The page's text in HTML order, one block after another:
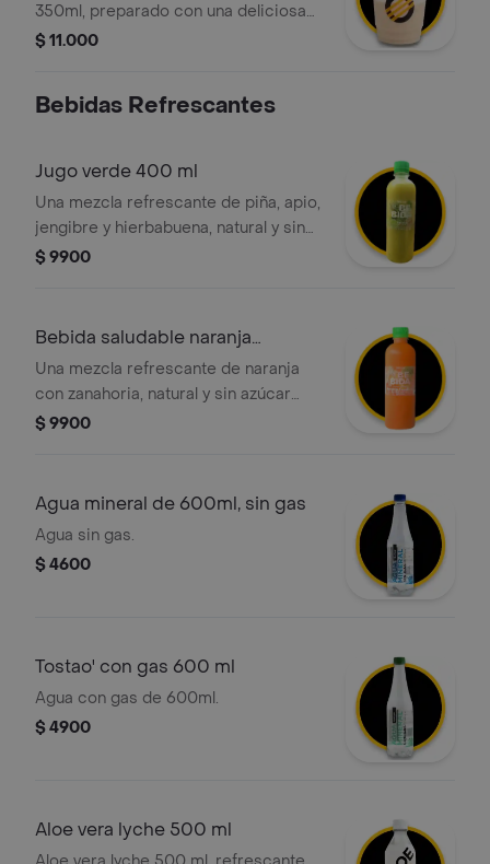
350ml, preparado con una deliciosa
mezcla de té negro, canela, clavos,
$ 11.000
Bebidas Refrescantes
Jugo verde 400 ml
Una mezcla refrescante de piña, apio,
jengibre y hierbabuena, natural y sin
azúcar añadida, ideal para acompañar
$ 9900
Bebida saludable naranja
zanahoria
Una mezcla refrescante de naranja
con zanahoria, natural y sin azúcar
añadida, ideal para acompañar tus
$ 9900
Agua mineral de 600ml, sin gas
Agua sin gas.
$ 4600
Tostao' con gas 600 ml
Agua con gas de 600ml.
$ 4900
Aloe vera lyche 500 ml